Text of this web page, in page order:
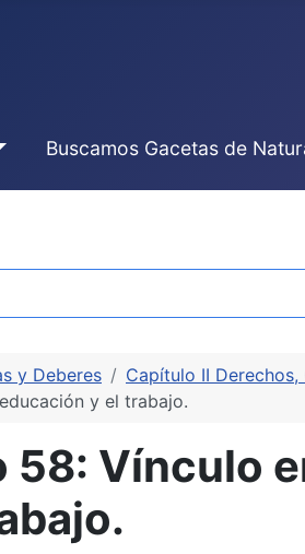
Buscamos Gacetas de
y Deberes
Capítulo II
y el trabajo.
58: Vínculo